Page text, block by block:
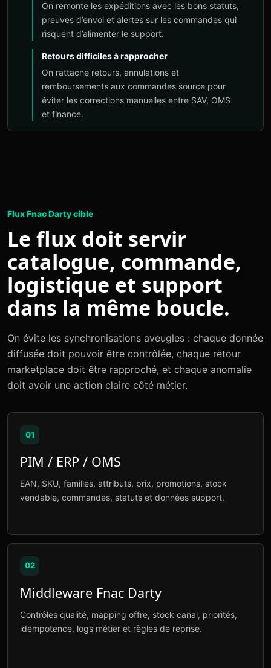
On remonte les expéditions avec les bons statuts,
preuves d’envoi et alertes sur les commandes qui
risquent d’alimenter le support.
Retours difficiles à rapprocher
On rattache retours, annulations et
remboursements aux commandes source pour
éviter les corrections manuelles entre SAV, OMS
et finance.
Flux Fnac Darty cible
Le flux doit servir
catalogue, commande,
logistique et support
dans la même boucle.
On évite les synchronisations aveugles : chaque donnée
diffusée doit pouvoir être contrôlée, chaque retour
marketplace doit être rapproché, et chaque anomalie
doit avoir une action claire côté métier.
01
PIM / ERP / OMS
EAN, SKU, familles, attributs, prix, promotions, stock
vendable, commandes, statuts et données support.
02
Middleware Fnac Darty
Contrôles qualité, mapping offre, stock canal, priorités,
idempotence, logs métier et règles de reprise.